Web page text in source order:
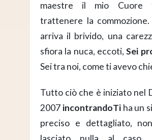
maestre il mio Cuore
trattenere la commozione.
arriva il brivido, una
sfiora la nuca, eccoti,Sei
Sei tra noi, come ti avevo
Tutto ciò che è iniziato nel
2007 incontrandoTiha un
preciso e dettagliato,